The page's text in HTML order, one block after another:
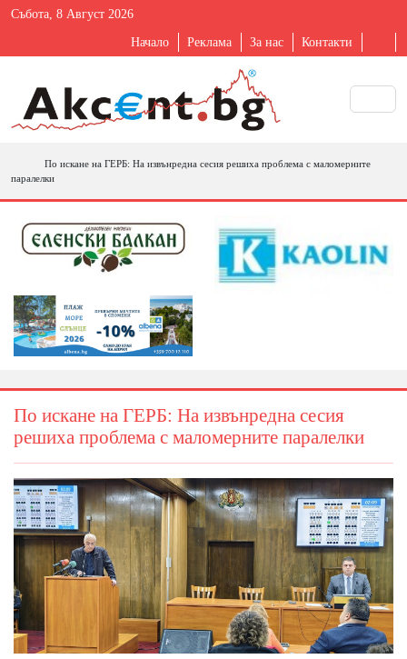
Събота, 8 Август 2026
Начало Реклама За нас Контакти
По искане на ГЕРБ: На извънредна сесия решиха проблема с маломерните
паралелки
По искане на ГЕРБ: На извънредна сесия
решиха проблема с маломерните паралелки